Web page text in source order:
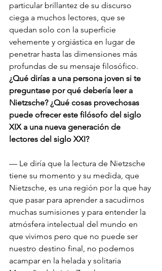
particular brillantez de su discurso
ciega a muchos lectores, que se
quedan solo con la superficie
vehemente y orgiástica en lugar de
penetrar hasta las dimensiones más
profundas de su mensaje filosófico.
¿Qué dirías a una persona joven si te
preguntase por qué debería leer a
Nietzsche? ¿Qué cosas provechosas
puede ofrecer este filósofo del siglo
XIX a una nueva generación de
lectores del siglo XXI?
— Le diría que la lectura de Nietzsche
tiene su momento y su medida, que
Nietzsche, es una región por la que hay
que pasar para aprender a sacudirnos
muchas sumisiones y para entender la
atmósfera intelectual del mundo en
que vivimos pero que no puede ser
nuestro destino final, no podemos
acampar en la helada y solitaria